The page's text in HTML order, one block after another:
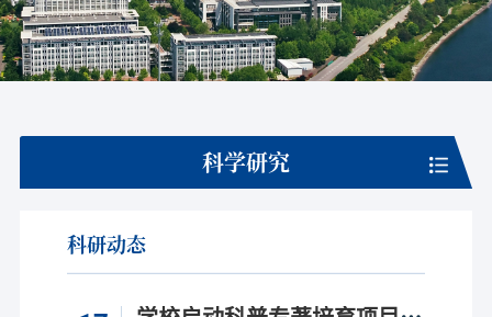
科学研究
科研动态